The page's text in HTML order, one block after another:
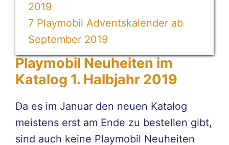
2019
7 Playmobil Adventskalender ab
September 2019
Playmobil Neuheiten im
Katalog 1. Halbjahr 2019
Da es im Januar den neuen Katalog
meistens erst am Ende zu bestellen gibt,
sind auch keine Playmobil Neuheiten